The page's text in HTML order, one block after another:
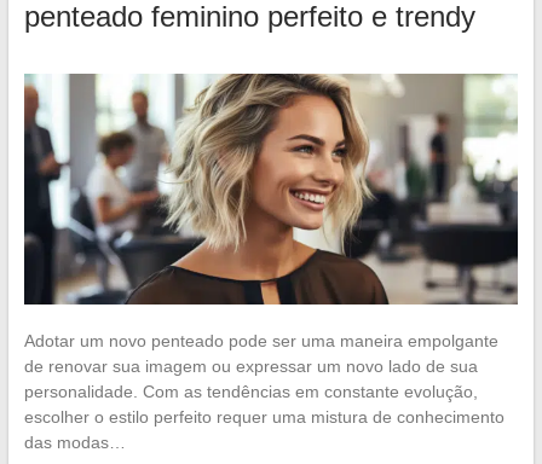
penteado feminino perfeito e trendy
Adotar um novo penteado pode ser uma maneira empolgante
de renovar sua imagem ou expressar um novo lado de sua
personalidade. Com as tendências em constante evolução,
escolher o estilo perfeito requer uma mistura de conhecimento
das modas…